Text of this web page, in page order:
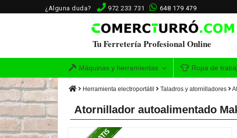
¿Alguna duda? 972 233 731 648 179 479
Tu Ferretería Profesional Online
Máquinas y herramientas Ropa de
Herramienta electroportátil Taladros y atornilladores
Atornillador autoalimentado